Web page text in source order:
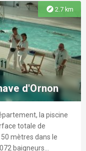
de Cayac -
traversé par
sur la route de Saint
église du XIIIème
d’un prieuré dont les
L’histoire du
à Saint
Roulettes® (BR®)
avec une poussette
explore 2.7 km
d'Ornon
la piscine
totale de
mètres dans le
baigneurs